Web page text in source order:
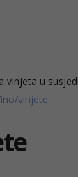
vinjeta u
vinjete